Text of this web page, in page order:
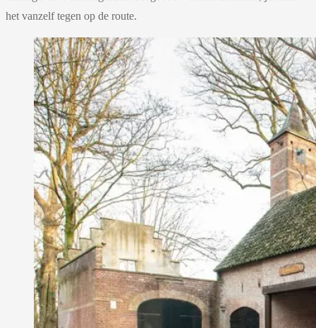
het vanzelf tegen op de route.